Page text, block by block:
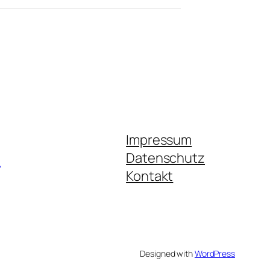
Impressum
Datenschutz
Kontakt
Designed withWordPress